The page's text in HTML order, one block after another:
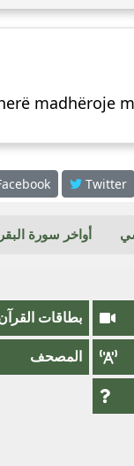
madhëroje
Twitter
أواخر سورة
بطاقات
المصحف